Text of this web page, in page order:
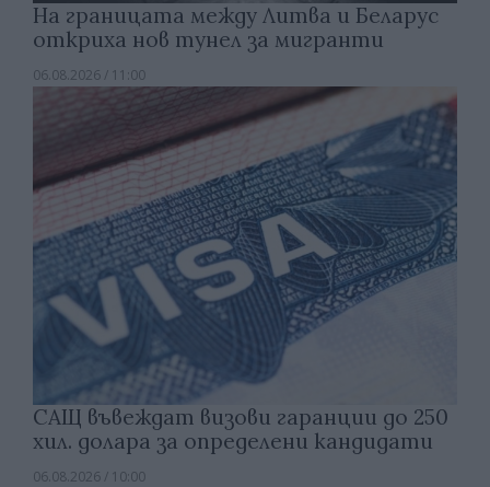
На границата между Литва и Беларус
откриха нов тунел за мигранти
06.08.2026 / 11:00
САЩ въвеждат визови гаранции до 250
хил. долара за определени кандидати
06.08.2026 / 10:00